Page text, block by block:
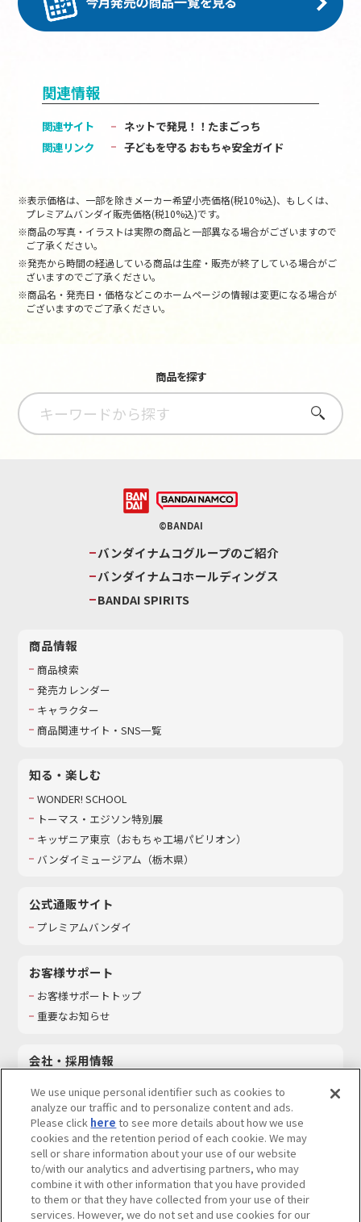
関連情報
関連サイト
ネットで発見！！たまごっち
関連リンク
子どもを守る おもちゃ安全ガイド
※表示価格は、一部を除きメーカー希望小売価格(税10%込)、もしくは、
プレミアムバンダイ販売価格(税10%込)です。
※商品の写真・イラストは実際の商品と一部異なる場合がございますので
ご了承ください。
※発売から時間の経過している商品は生産・販売が終了している場合がご
ざいますのでご了承ください。
※商品名・発売日・価格などこのホームページの情報は変更になる場合が
ございますのでご了承ください。
商品を探す
さがす
©BANDAI
バンダイナムコグループのご紹介
バンダイナムコホールディングス
BANDAI SPIRITS
商品情報
商品検索
発売カレンダー
キャラクター
商品関連サイト・SNS一覧
知る・楽しむ
WONDER! SCHOOL
トーマス・エジソン特別展
キッザニア東京（おもちゃ工場パビリオン）​
バンダイミュージアム（栃木県）
公式通販サイト
プレミアムバンダイ
お客様サポート
お客様サポートトップ
重要なお知らせ
会社・採用情報
採用情報
サステナビリティ
お問い合わせ
ウェブサイトご利用条件 ソーシャルメディアポリシー
We use unique personal identifier such as cookies to
analyze our traffic and to personalize content and ads.
Please click here to see more details about how we use
cookies and the retention period of each cookie. We may
sell or share information about your use of our website
to/with our analytics and advertising partners, who may
combine it with other information that you have provided
to them or that they have collected from your use of their
services. However, we do not set and use cookies for our